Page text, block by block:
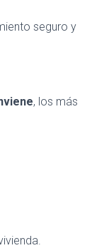
seguro y
, los más